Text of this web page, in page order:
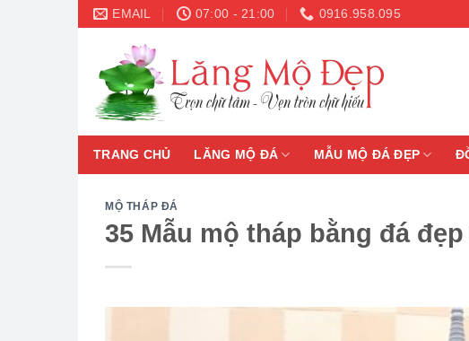
Skip
content
EMAIL 07:00 - 21:00 0916.958.095
TRANG CHỦ LĂNG MỘ ĐÁ MẪU MỘ ĐÁ ĐẸP
MỘ THÁP ĐÁ
35 Mẫu mộ tháp bằng đá